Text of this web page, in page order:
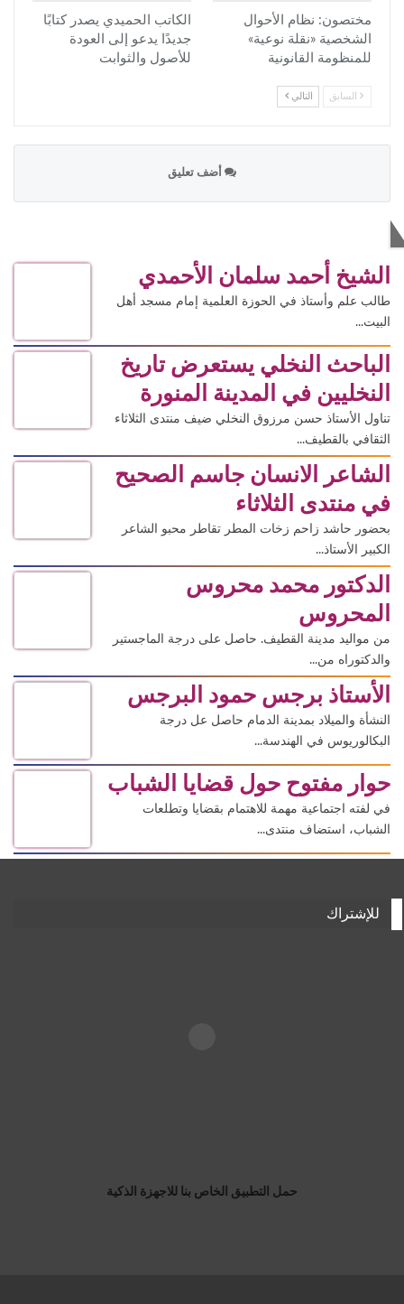
الكاتب الحميدي يصدر كتابًا
جديدًا يدعو إلى العودة
للأصول والثوابت
مختصون: نظام الأحوال
الشخصية «نقلة نوعية»
للمنظومة القانونية
السابق التالي
أضف تعليق
الشيخ أحمد سلمان الأحمدي
طالب علم وأستاذ في الحوزة العلمية إمام مسجد أهل
البيت...
الباحث النخلي يستعرض تاريخ
النخليين في المدينة المنورة
تناول الأستاذ حسن مرزوق النخلي ضيف منتدى الثلاثاء
الثقافي بالقطيف...
الشاعر الانسان جاسم الصحيح
في منتدى الثلاثاء
بحضور حاشد زاحم زخات المطر تقاطر محبو الشاعر
الكبير الأستاذ...
الدكتور محمد محروس
المحروس
من مواليد مدينة القطيف. حاصل على درجة الماجستير
والدكتوراه من...
الأستاذ برجس حمود البرجس
النشأة والميلاد بمدينة الدمام حاصل عل درجة
البكالوريوس في الهندسة...
حوار مفتوح حول قضايا الشباب
في لفته اجتماعية مهمة للاهتمام بقضايا وتطلعات
الشباب، استضاف منتدى...
للإشتراك
حمل التطبيق الخاص بنا للاجهزة الذكية